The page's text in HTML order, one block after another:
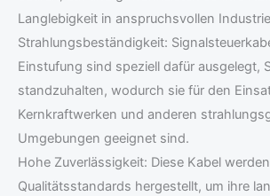
Langlebigkeit in anspruchsvollen
Strahlungsbeständigkeit:
Einstufung sind speziell dafür ausgelegt,
standzuhalten, wodurch sie für den
Kernkraftwerken und anderen
Umgebungen geeignet sind.
Hohe Zuverlässigkeit: Diese Kabel
Qualitätsstandards hergestellt, um ihre